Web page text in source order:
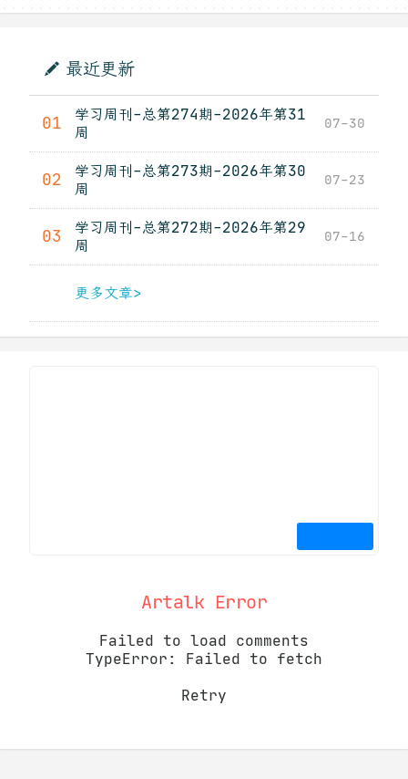
最近更新
01
学习周刊-总第274期-2026年第31
周
07-30
02
学习周刊-总第273期-2026年第30
周
07-23
03
学习周刊-总第272期-2026年第29
周
07-16
更多文章>
Artalk Error
Failed to load comments
TypeError: Failed to fetch
Retry